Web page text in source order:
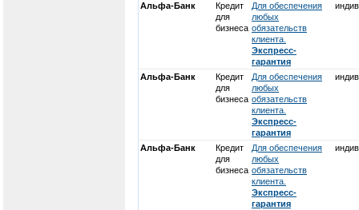
Альфа-Банк
Кредит
для
бизнеса
Для обеспечения
любых
обязательств
клиента.
Экспресс-
гарантия
Альфа-Банк
Кредит
для
бизнеса
Для обеспечения
любых
обязательств
клиента.
Экспресс-
гарантия
Альфа-Банк
Кредит
для
бизнеса
Для обеспечения
любых
обязательств
клиента.
Экспресс-
гарантия